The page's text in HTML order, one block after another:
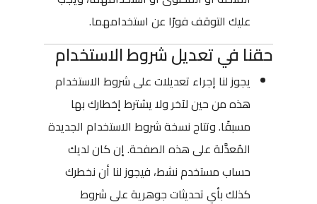
عليك التوقف فورًا عن استخدامهما.
حقنا في تعديل شروط الاستخدام
يجوز لنا إجراء تعديلات على شروط الاستخدام
هذه من حين لآخر ولا يشترط إخطارك بها
مسبقًا. وتتاح نسخة شروط الاستخدام الجديدة
المُعدَّلة على هذه الصفحة. إن كان لديك
حساب مستخدم نشط، فيجوز لنا أن نخطرك
كذلك بأي تحديثات جوهرية على شروط